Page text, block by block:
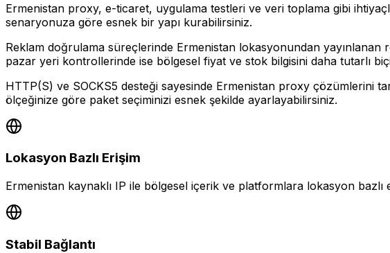
Ermenistan proxy, e-ticaret, uygulama testleri ve veri toplama gibi
senaryonuza göre esnek bir yapı kurabilirsiniz.
Reklam doğrulama süreçlerinde Ermenistan lokasyonundan yayınlanan
pazar yeri kontrollerinde ise bölgesel fiyat ve stok bilgisini daha tutarlı
HTTP(S) ve SOCKS5 desteği sayesinde Ermenistan proxy çözümlerini
ölçeğinize göre paket seçiminizi esnek şekilde ayarlayabilirsiniz.
Lokasyon Bazlı Erişim
Ermenistan kaynaklı IP ile bölgesel içerik ve platformlara lokasyon bazlı
Stabil Bağlantı